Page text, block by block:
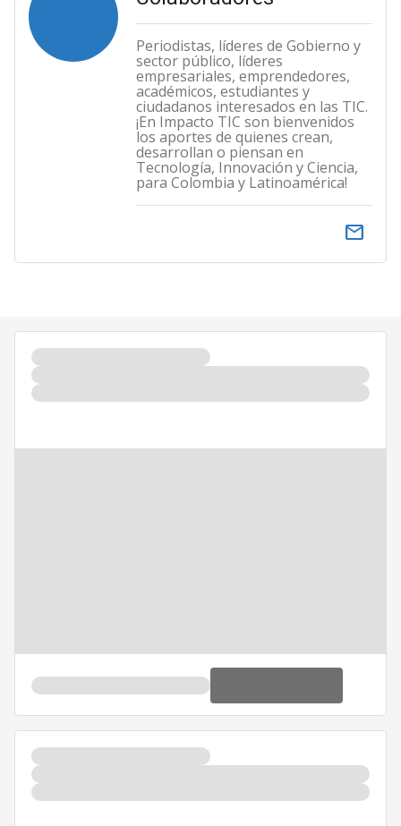
Periodistas, líderes de Gobierno y
sector público, líderes
empresariales, emprendedores,
académicos, estudiantes y
ciudadanos interesados en las TIC.
¡En Impacto TIC son bienvenidos
los aportes de quienes crean,
desarrollan o piensan en
Tecnología, Innovación y Ciencia,
para Colombia y Latinoamérica!
email